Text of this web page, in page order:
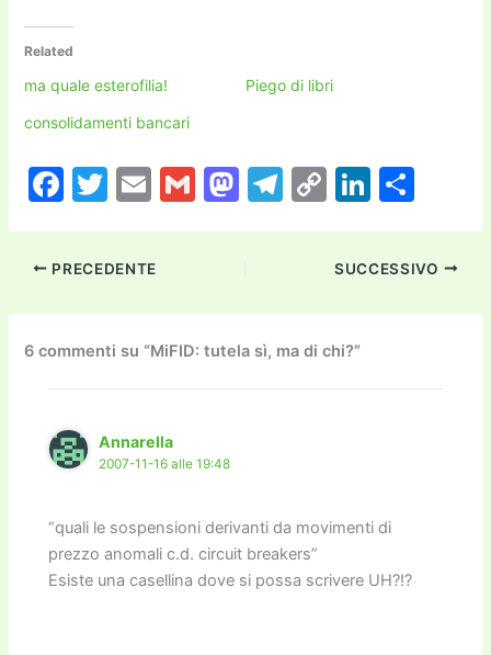
Related
ma quale esterofilia!
Piego di libri
consolidamenti bancari
F
c
e
b
o
o
k
T
itt
er
E
ai
l
G
M
d
o
n
T
a
m
C
p
y
Li
n
k
Li
k
e
dI
n
di
vi
PRECEDENTE SUCCESSIVO
6 commenti su “MiFID: tutela sì, ma di chi?”
Annarella
2007-11-16 alle 19:48
“quali le sospensioni derivanti da movimenti di
prezzo anomali c.d. circuit breakers”
Esiste una casellina dove si possa scrivere UH?!?